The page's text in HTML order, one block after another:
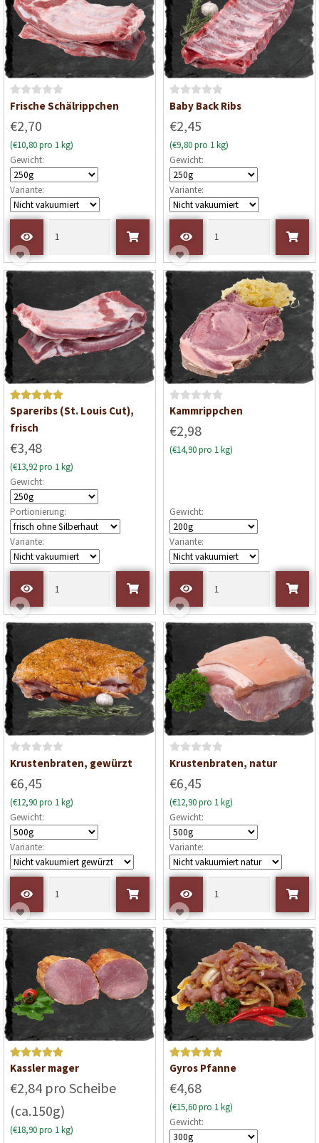
n
B
w
e
r
e
t
0
v
n
Frische Schälrippchen
€2,70
(€10,80 pro 1 kg)
Gewicht:
Variante:
B
w
e
r
e
t
0
v
n
Baby Back Ribs
€2,45
(€9,80 pro 1 kg)
Gewicht:
Variante:
Bewertet mit
5 von 5
Spareribs (St. Louis Cut),
frisch
€3,48
(€13,92 pro 1 kg)
Gewicht:
Portionierung:
Variante:
B
w
e
t
m
i
0
o
n
5
Kammrippchen
€2,98
(€14,90 pro 1 kg)
Gewicht:
Variante:
B
w
e
r
e
t
0
v
n
Krustenbraten, gewürzt
€6,45
(€12,90 pro 1 kg)
Gewicht:
Variante:
B
w
e
r
e
t
0
v
n
Krustenbraten, natur
€6,45
(€12,90 pro 1 kg)
Gewicht:
Variante:
Bewertet mit
Kassler mager
€2,84 pro Scheibe
(ca.150g)
(€18,90 pro 1 kg)
Bewertet mit
Gyros Pfanne
€4,68
(€15,60 pro 1 kg)
Gewicht: